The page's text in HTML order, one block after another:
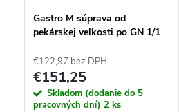
Gastro M súprava od
pekárskej veľkosti po GN 1/1
€122,97 bez DPH
€151,25
Skladom (dodanie do 5
pracovných dní) 2 ks